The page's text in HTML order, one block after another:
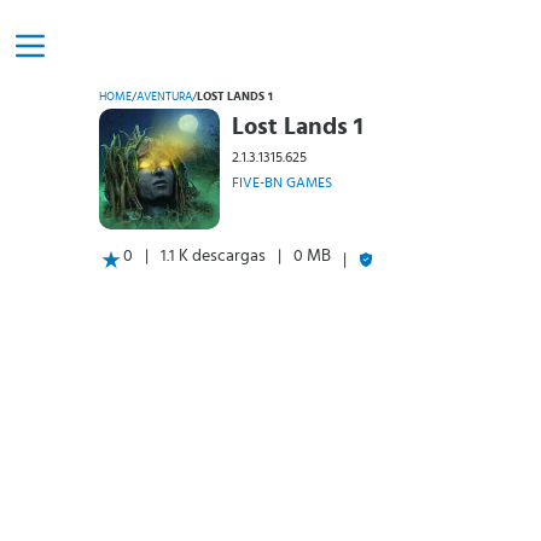
HOME/AVENTURA/ LOST LANDS 1
Lost Lands 1
2.1.3.1315.625
FIVE-BN GAMES
0 1.1 K descargas 0 MB